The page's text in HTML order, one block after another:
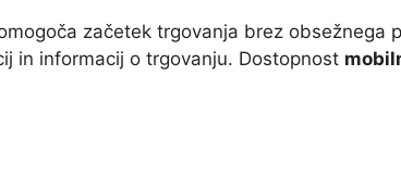
začetek trgovanja brez obsežnega
in informacij o trgovanju. Dostopnost